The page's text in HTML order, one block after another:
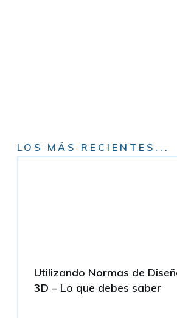
LOS MÁS RECIENTES...
Utilizando Normas de
3D – Lo que debes saber